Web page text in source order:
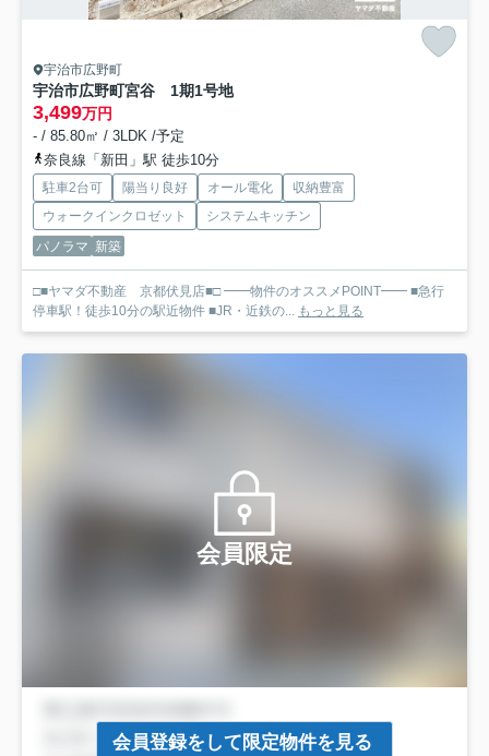
宇治市広野町
宇治市広野町宮谷 1期1号地
3,499万円
- / 85.80㎡ / 3LDK /予定
奈良線「新田」駅 徒歩10分
駐車2台可 陽当り良好 オール電化
収納豊富
ウォークインクロゼット
システムキッチン
パノラマ 新築
□■ヤマダ不動産 京都伏見店■□ ━━物件のオススメPOINT━━ ■急行
停車駅！徒歩10分の駅近物件 ■JR・近鉄の... もっと見る
会員限定
会員登録をして限定物件を見る